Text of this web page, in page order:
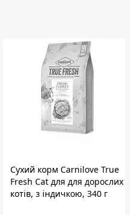
Сухий корм Carnilove True
Fresh Cat для для дорослих
котів, з індичкою, 340 г